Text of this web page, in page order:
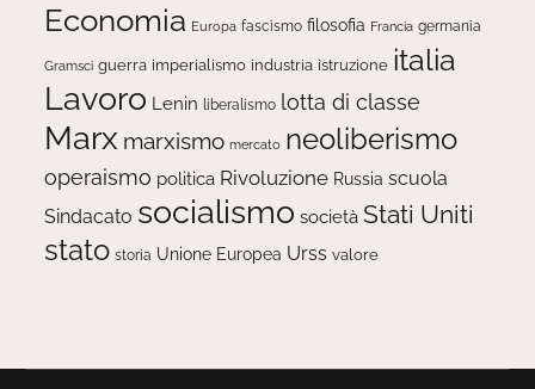
Economia Europa fascismo filosofia Francia germania
Gramsci guerra imperialismo industria istruzione italia
Lavoro Lenin liberalismo lotta di classe
Marx marxismo mercato neoliberismo
operaismo politica Rivoluzione Russia scuola
Sindacato socialismo società Stati Uniti
stato storia Unione Europea Urss valore